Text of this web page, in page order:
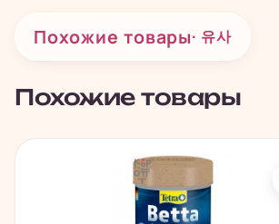
Похожие товары· 유사
Похожие товары